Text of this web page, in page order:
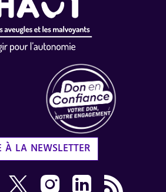
À LA NEWSLETTER
Youtube AVH dans une
suivre sur Facebook AVH dans
Nous suivre sur X AVH dans une
Nous suivre sur Instagram
Nous suivre sur
Flux RSS